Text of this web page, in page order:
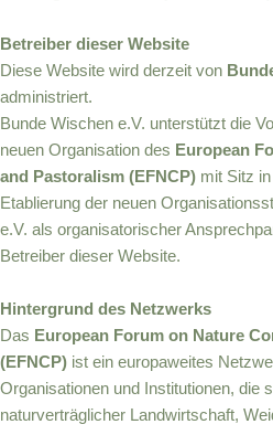
Betreiber dieser Website
Diese Website wird derzeit von
administriert.
Bunde Wischen e.V. unterstützt die
neuen Organisation des European
and Pastoralism (EFNCP) mit Sitz
Etablierung der neuen
e.V. als organisatorischer
Betreiber dieser Website.
Hintergrund des Netzwerks
Das European Forum on Nature
(EFNCP) ist ein europaweites
Organisationen und Institutionen, die
naturverträglicher Landwirtschaft,